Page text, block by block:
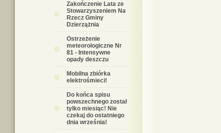
Zakończenie Lata ze
Stowarzyszeniem Na
Rzecz Gminy
Dzierzążnia
Ostrzeżenie
meteorologiczne Nr
81 - Intensywne
opady deszczu
Mobilna zbiórka
elektrośmieci!
Do końca spisu
powszechnego został
tylko miesiąc! Nie
czekaj do ostatniego
dnia września!